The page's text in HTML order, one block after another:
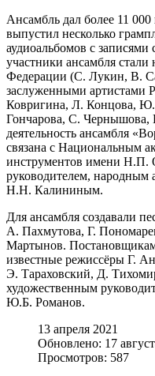
Ансамбль дал более 11
выпустил несколько
аудиоальбомов с
участники ансамбля
Федерации (С. Лукин, В.
заслуженными артистами
Ковригина, Л. Концова,
Гончарова, С. Чернышова,
деятельность ансамбля
связана с Национальным
инструментов имени Н.П.
руководителем, народным
Н.Н. Калининым.
Для ансамбля создавали
А. Пахмутова, Г.
Мартынов.
известные режиссёры Г.
Э. Тараховский, Д.
художественным
Ю.Б. Романов.
13 апреля 2021
Обновлено: 17
Просмотров: 587